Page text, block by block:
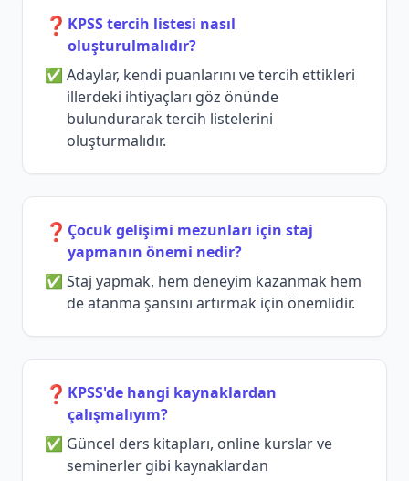
❓ KPSS tercih listesi nasıl
oluşturulmalıdır?
Adaylar, kendi puanlarını ve tercih ettikleri
illerdeki ihtiyaçları göz önünde
bulundurarak tercih listelerini
oluşturmalıdır.
❓ Çocuk gelişimi mezunları için staj
yapmanın önemi nedir?
Staj yapmak, hem deneyim kazanmak hem
de atanma şansını artırmak için önemlidir.
❓ KPSS'de hangi kaynaklardan
çalışmalıyım?
Güncel ders kitapları, online kurslar ve
seminerler gibi kaynaklardan